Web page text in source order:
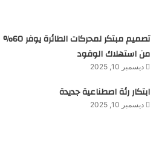
تصميم مبتكر لمحركات الطائرة يوفر 60%
من استهلاك الوقود
ديسمبر 10, 2025
ابتكار رئة اصطناعية جديدة
ديسمبر 10, 2025